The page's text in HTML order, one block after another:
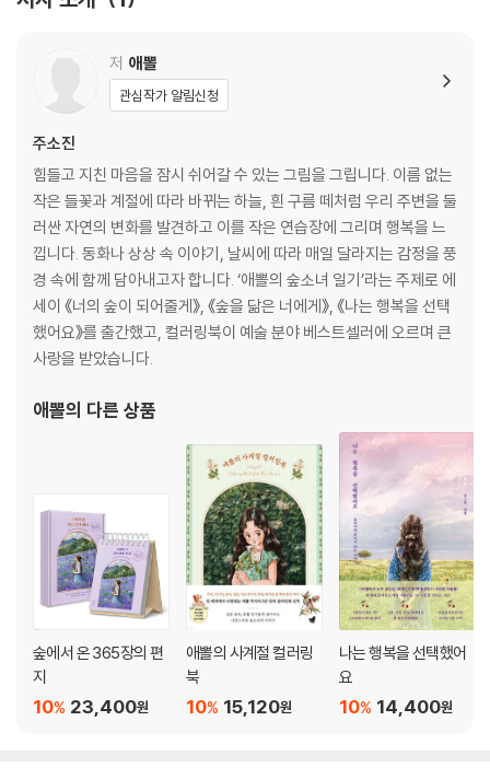
빨간 대문 ┃ 스위치 ┃ 시리얼 한 컵 어때요? ┃ 숲속 작은 카페 ┃ 너의
온기 ┃ 전등갓 모자 ┃ 커튼을 좀 닫아줄래요? ┃ 점심 미술 시간 ┃ 집
으로 들어온 바람 ┃ 오늘도 이렇게나 눈부신 하루 ┃ 핫초코 ┃ 문득 행
복해진 오늘 오후 ┃ 새집으로 이사 갈까요? ┃ 너의 눈으로 바라본 나 ┃
책을 읽기엔 너무 포근한 오후 ┃ 코코 ┃ 여행 ┃ 오늘의 일기
Part 3 기분이 좋아지는 상상
책 속 세계로 가는 문 ┃ 만약 내가 커다랗게 된다면 ┃ 구름 세탁기 ┃ 간
직하고픈 날┃ 달 파이 ┃ 꿈에서 만나요 ┃ 마음대로 되지 않는 날 ┃ 포
옹 ┃ 햇볕 아래 ┃ 여행 계획표 ┃ 지혜가 열리는 나무 ┃ 잠이 오게 하는
를 ┃ 달콤한 휴식 ┃ 거울 ┃ 행복을 잡아요
전문가용 페이지 ┃ 컬러링 스티커
저 애뽈
관심작가 알림신청
주소진
힘들고 지친 마음을 잠시 쉬어갈 수 있는 그림을 그립니다. 이름 없는
작은 들꽃과 계절에 따라 바뀌는 하늘, 흰 구름 떼처럼 우리 주변을 둘
러싼 자연의 변화를 발견하고 이를 작은 연습장에 그리며 행복을 느
낍니다. 동화나 상상 속 이야기, 날씨에 따라 매일 달라지는 감정을 풍
경 속에 함께 담아내고자 합니다. ‘애뽈의 숲소녀 일기’라는 주제로 에
세이 《너의 숲이 되어줄게》, 《숲을 닮은 너에게》, 《나는 행복을 선택
했어요》를 출간했고, 컬러링북이 예술 분야 베스트셀러에 오르며 큰
사랑을 받았습니다.
애뽈의 다른 상품
숲에서 온 365장의 편
지
23,400원
10%
애뽈의 사계절 컬러링
북
15,120원
10%
나는 행복을 선택했어
요
14,400원
10%